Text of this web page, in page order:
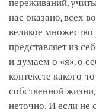
переживаний,
нас оказано, всех
великое
представляет из
и думаем о «я», о
контексте какого-
собственной
неточно. И если не